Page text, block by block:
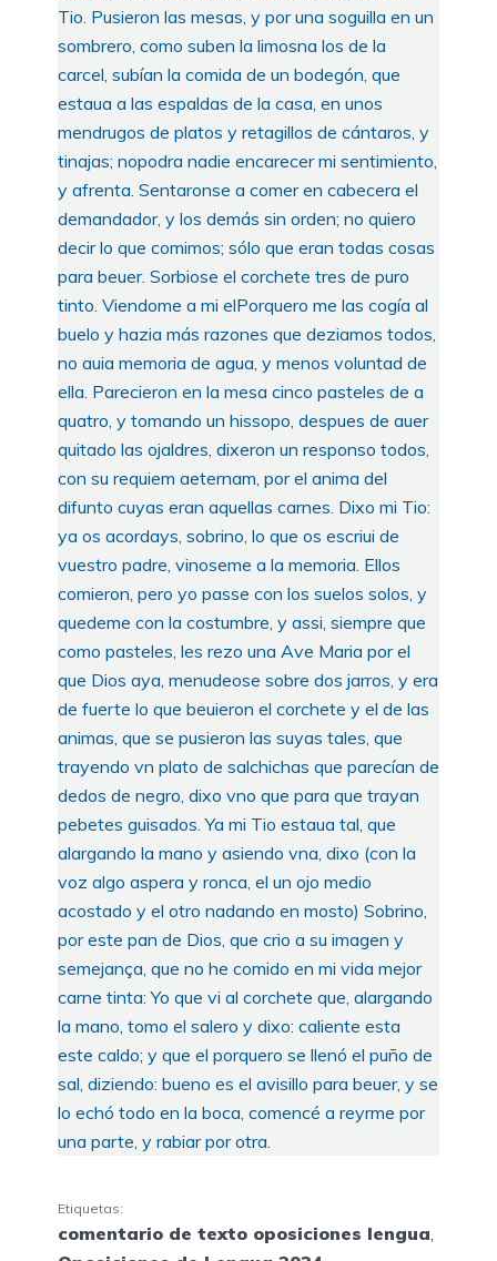
Tio. Pusieron las mesas, y por una soguilla en un
sombrero, como suben la limosna los de la
carcel, subían la comida de un bodegón, que
estaua a las espaldas de la casa, en unos
mendrugos de platos y retagillos de cántaros, y
tinajas; nopodra nadie encarecer mi sentimiento,
y afrenta. Sentaronse a comer en cabecera el
demandador, y los demás sin orden; no quiero
decir lo que comimos; sólo que eran todas cosas
para beuer. Sorbiose el corchete tres de puro
tinto. Viendome a mi elPorquero me las cogía al
buelo y hazia más razones que deziamos todos,
no auia memoria de agua, y menos voluntad de
ella. Parecieron en la mesa cinco pasteles de a
quatro, y tomando un hissopo, despues de auer
quitado las ojaldres, dixeron un responso todos,
con su requiem aeternam, por el anima del
difunto cuyas eran aquellas carnes. Dixo mi Tio:
ya os acordays, sobrino, lo que os escriui de
vuestro padre, vinoseme a la memoria. Ellos
comieron, pero yo passe con los suelos solos, y
quedeme con la costumbre, y assi, siempre que
como pasteles, les rezo una Ave Maria por el
que Dios aya, menudeose sobre dos jarros, y era
de fuerte lo que beuieron el corchete y el de las
animas, que se pusieron las suyas tales, que
trayendo vn plato de salchichas que parecían de
dedos de negro, dixo vno que para que trayan
pebetes guisados. Ya mi Tio estaua tal, que
alargando la mano y asiendo vna, dixo (con la
voz algo aspera y ronca, el un ojo medio
acostado y el otro nadando en mosto) Sobrino,
por este pan de Dios, que crio a su imagen y
semejança, que no he comido en mi vida mejor
carne tinta: Yo que vi al corchete que, alargando
la mano, tomo el salero y dixo: caliente esta
este caldo; y que el porquero se llenó el puño de
sal, diziendo: bueno es el avisillo para beuer, y se
lo echó todo en la boca, comencé a reyrme por
una parte, y rabiar por otra.
Etiquetas:
comentario de texto oposiciones lengua,